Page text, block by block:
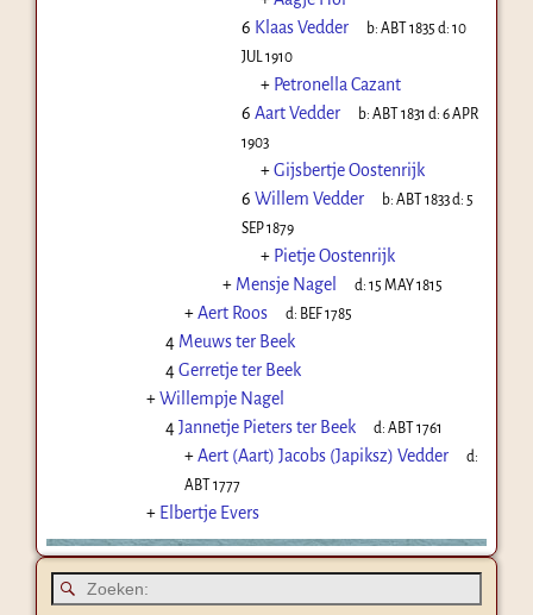
6 Klaas Vedder b:ABT 1835 d:10
JUL 1910
+ Petronella Cazant
6 Aart Vedder b:ABT 1831 d:6 APR
1903
+Gijsbertje Oostenrijk
6 Willem Vedder b:ABT 1833d: 5
SEP 1879
+ Pietje Oostenrijk
+ Mensje Nagel d:15 MAY 1815
+Aert Roos d: BEF 1785
4 Meuws ter Beek
4Gerretje ter Beek
+Willempje Nagel
4Jannetje Pieters ter Beek d:ABT 1761
+Aert (Aart) Jacobs (Japiksz) Vedder
d:
ABT 1777
+ Elbertje Evers